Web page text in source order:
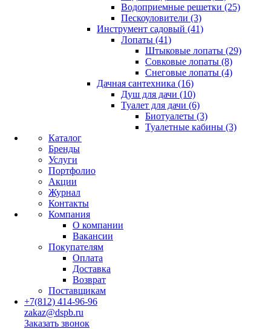
Водоприемные решетки (25)
Пескоуловители (3)
Инструмент садовый (41)
Лопаты (41)
Штыковые лопаты (29)
Совковые лопаты (8)
Снеговые лопаты (4)
Дачная сантехника (16)
Душ для дачи (10)
Туалет для дачи (6)
Биотуалеты (3)
Туалетные кабины (3)
Каталог
Бренды
Услуги
Портфолио
Акции
Журнал
Контакты
Компания
О компании
Вакансии
Покупателям
Оплата
Доставка
Возврат
Поставщикам
+7(812) 414-96-96
zakaz@dspb.ru
Заказать звонок